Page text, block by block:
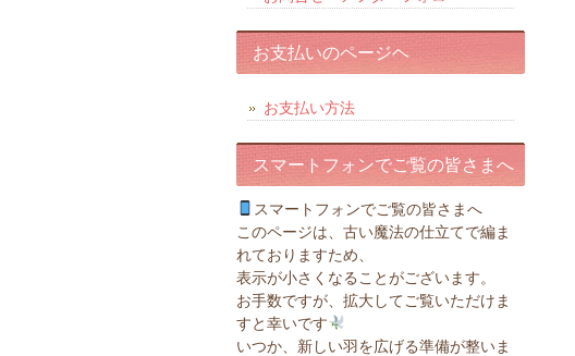
お支払いのページヘ
お支払い方法
スマートフォンでご覧の皆さまへ
スマートフォンでご覧の皆さまへ
このページは、古い魔法の仕立てで編ま
れておりますため、
表示が小さくなることがございます。
お手数ですが、拡大してご覧いただけま
すと幸いです
いつか、新しい羽を広げる準備が整いま